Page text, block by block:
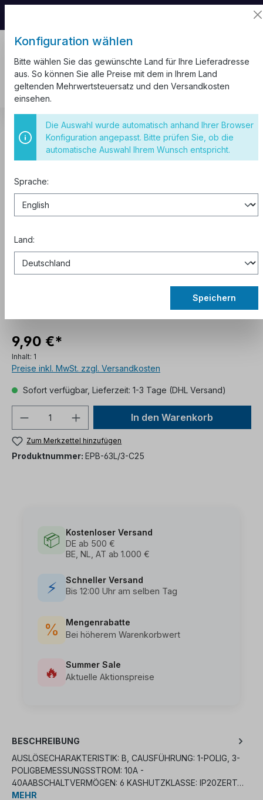
Sicherungsautomaten 3-polig 6kA
Sicherungsautomat C25 3-Polig
9,90 €*
Inhalt: 1
Preise inkl. MwSt. zzgl. Versandkosten
Sofort verfügbar, Lieferzeit: 1-3 Tage (DHL Versand)
In den Warenkorb
Zum Merkzettel hinzufügen
Produktnummer: EPB-63L/3-C25
📦
Kostenloser Versand
DE ab 500 €
BE, NL, AT ab 1.000 €
⚡
Schneller Versand
Bis 12:00 Uhr am selben Tag
%
Mengenrabatte
Bei höherem Warenkorbwert
🔥
Summer Sale
Aktuelle Aktionspreise
BESCHREIBUNG
AUSLÖSECHARAKTERISTIK: B, CAUSFÜHRUNG: 1-POLIG, 3-
POLIGBEMESSUNGSSTROM: 10A -
40AABSCHALTVERMÖGEN: 6 KASHUTZKLASSE: IP20ZERT…
MEHR
Konfiguration wählen
Bitte wählen Sie das gewünschte Land für Ihre Lieferadresse
aus. So können Sie alle Preise mit dem in Ihrem Land
geltenden Mehrwertsteuersatz und den Versandkosten
einsehen.
Die Auswahl wurde automatisch anhand Ihrer Browser
Konfiguration angepasst. Bitte prüfen Sie, ob die
automatische Auswahl Ihrem Wunsch entspricht.
Sprache:
Land:
Speichern